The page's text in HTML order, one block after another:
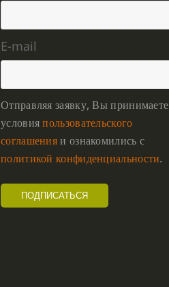
E-mail
Отправляя заявку, Вы принимаете
условияпользовательского
соглашенияи ознакомились с
политикой конфиденциальности.